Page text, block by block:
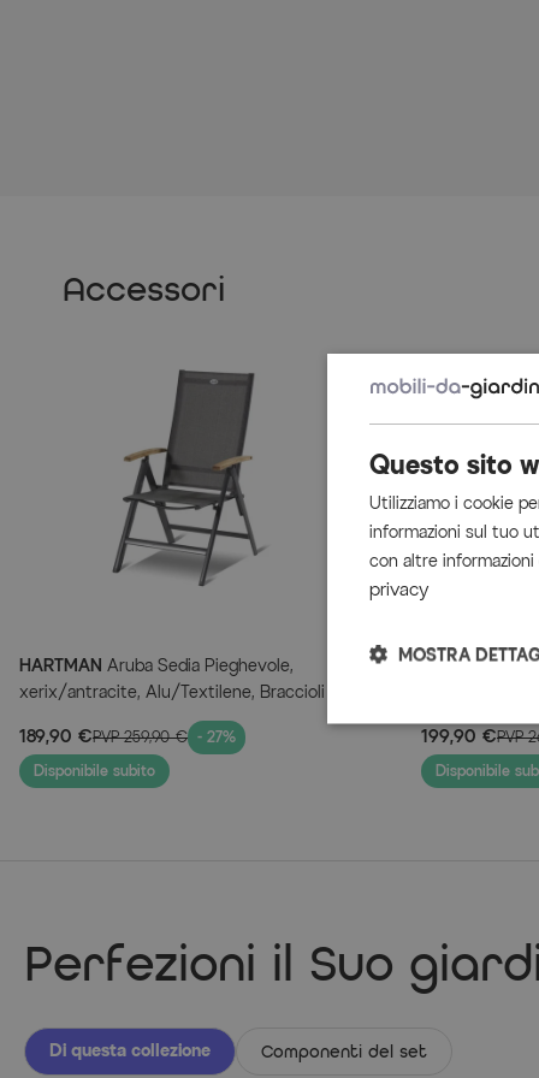
Accessori
HARTMAN Aruba Sedia Pieghevole,
xerix/antracite, Alu/Textilene, Braccioli in
189,90 €PVP259,90 € - 27%
Disponibile subito
OUTFLEXX
x 110 cm,
199,90 €PVP
Disponibile
Perfezioni il Suo
Di questa collezione Componenti del set
Questo sito
Utilizziamo i cookie
informazioni sul tuo
con altre
privacy
MOSTRA